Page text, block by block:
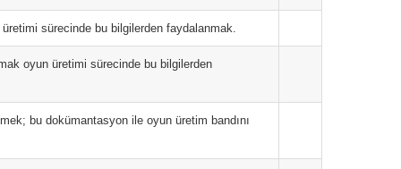
sürecinde bu bilgilerden faydalanmak.
oyun üretimi sürecinde bu bilgilerden
bu dokümantasyon ile oyun üretim bandını